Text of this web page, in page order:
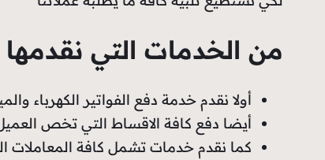
من الخدمات التي نقدمها
أولا نقدم خدمة دفع الفواتير الكهرباء
أيضا دفع كافة الاقساط التي تخص
كما نقدم خدمات تشمل كافة المعاملات